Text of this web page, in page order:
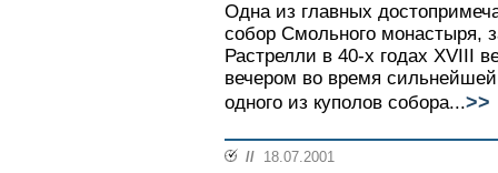
Одна из главных
собор Смольного монастыря,
Растрелли в 40-х годах XVIII
вечером во время
одного из куполов собора...>>
// 18.07.2001